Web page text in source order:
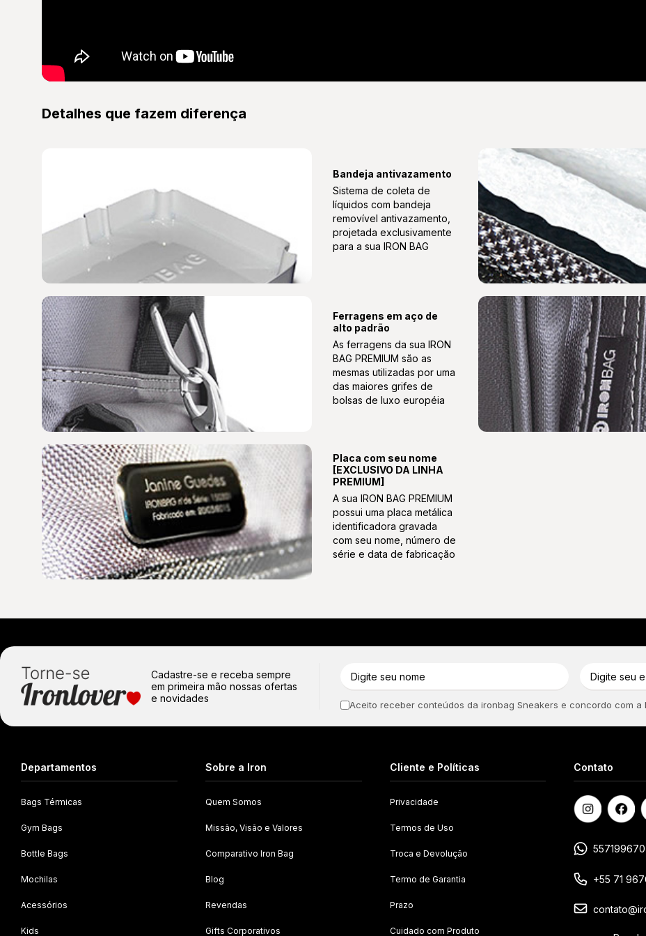
Detalhes que fazem diferença
Bandeja antivazamento
Sistema de coleta de
líquidos com bandeja
removível antivazamento,
projetada exclusivamente
para a sua IRON BAG
Ferragens em aço de
alto padrão
As ferragens da sua IRON
BAG PREMIUM são as
mesmas utilizadas por uma
das maiores grifes de
bolsas de luxo européia
Placa com seu nome
[EXCLUSIVO DA LINHA
PREMIUM]
A sua IRON BAG PREMIUM
possui uma placa metálica
identificadora gravada
com seu nome, número de
série e data de fabricação
Cadastre-se e receba sempre
em primeira mão nossas ofertas
e novidades
Aceito receber conteúdos da ironbag Sneakers e concordo com a
Departamentos
Bags Térmicas
Gym Bags
Bottle Bags
Mochilas
Acessórios
Kids
Sobre a Iron
Quem Somos
Missão, Visão e Valores
Comparativo Iron Bag
Blog
Revendas
Gifts Corporativos
Cliente e Políticas
Privacidade
Termos de Uso
Troca e Devolução
Termo de Garantia
Prazo
Cuidado com Produto
Contato
+55 71